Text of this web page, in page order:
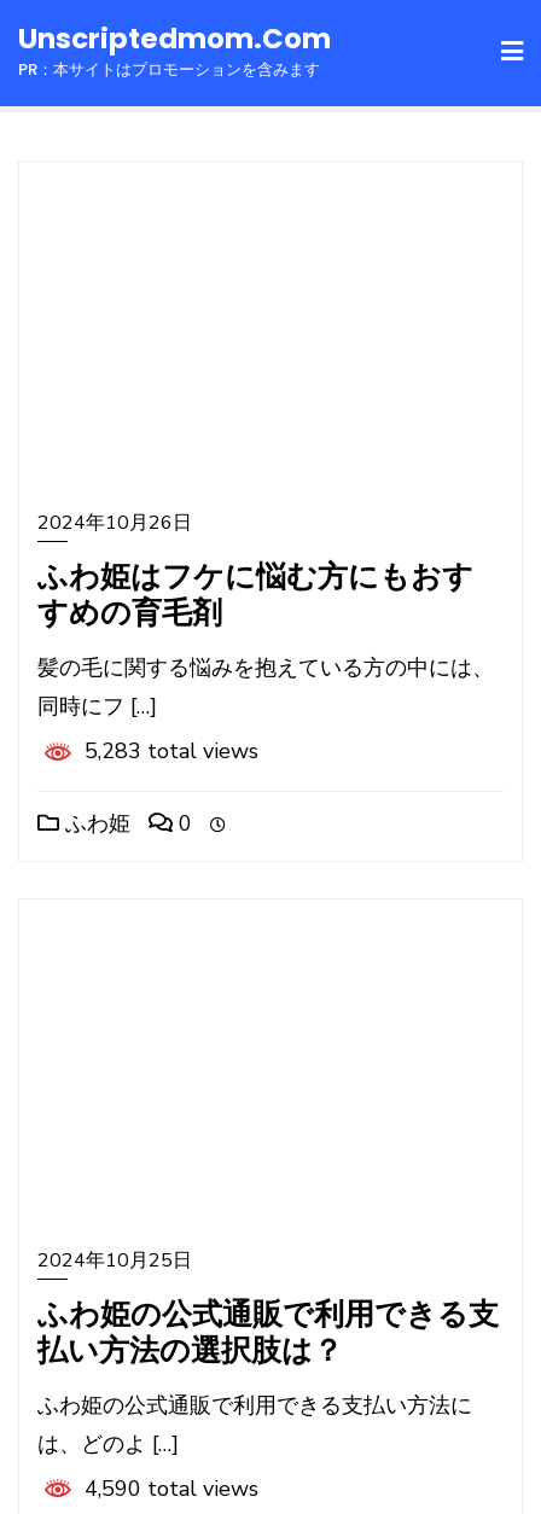
toUnscriptedmom.com
PR：本サイトはプロモーションを含みます
2024年10月26日
ふわ姫はフケに悩む方にもおす
すめの育毛剤
髪の毛に関する悩みを抱えている方の中には、
同時にフ […]
5,283 total views
ふわ姫 0
2024年10月25日
ふわ姫の公式通販で利用できる支
払い方法の選択肢は？
ふわ姫の公式通販で利用できる支払い方法に
は、どのよ […]
4,590 total views